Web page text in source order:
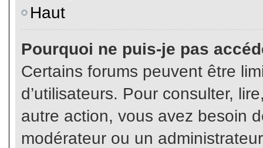
Haut
Pourquoi ne puis-je pas
Certains forums peuvent être
d’utilisateurs. Pour consulter,
autre action, vous avez besoin
modérateur ou un